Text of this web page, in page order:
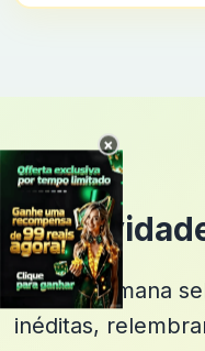
Toda semana
inéditas,
×